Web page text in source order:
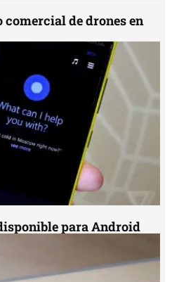
de drones en
para Android